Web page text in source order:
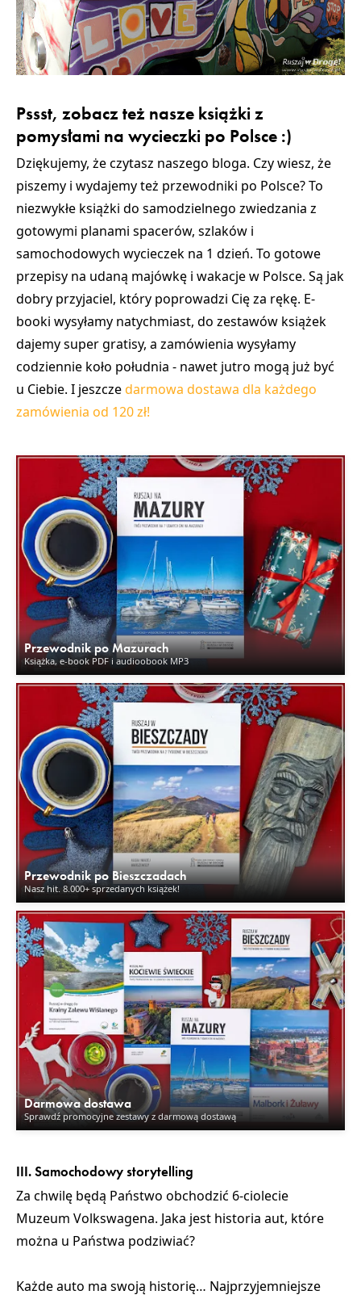
Pssst, zobacz też nasze książki z
pomysłami na wycieczki po Polsce :)
Dziękujemy, że czytasz naszego bloga. Czy wiesz, że
piszemy i wydajemy też przewodniki po Polsce? To
niezwykłe książki do samodzielnego zwiedzania z
gotowymi planami spacerów, szlaków i
samochodowych wycieczek na 1 dzień. To gotowe
przepisy na udaną majówkę i wakacje w Polsce. Są jak
dobry przyjaciel, który poprowadzi Cię za rękę. E-
booki wysyłamy natychmiast, do zestawów książek
dajemy super gratisy, a zamówienia wysyłamy
codziennie koło południa - nawet jutro mogą już być
u Ciebie. I jeszczedarmowa dostawa dla każdego
zamówienia od 120 zł!
Przewodnik po Mazurach
Książka, e-book PDF i audioobook MP3
Przewodnik po Bieszczadach
Nasz hit. 8.000+ sprzedanych książek!
Darmowa dostawa
Sprawdź promocyjne zestawy z darmową dostawą
III. Samochodowy storytelling
Za chwilę będą Państwo obchodzić 6-ciolecie
Muzeum Volkswagena. Jaka jest historia aut, które
można u Państwa podziwiać?
Każde auto ma swoją historię… Najprzyjemniejsze